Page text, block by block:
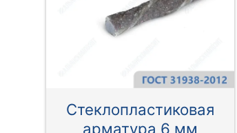
Стеклопластиковая
арматура 6 мм